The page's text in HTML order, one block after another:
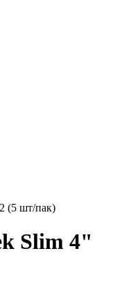
(5 шт/пак)
Slim 4"